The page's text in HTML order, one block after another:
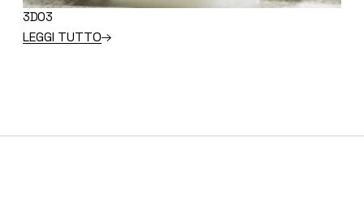
3D03
LEGGI TUTTO